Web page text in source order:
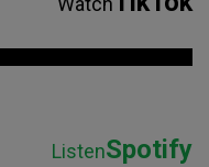
ListenSpotify